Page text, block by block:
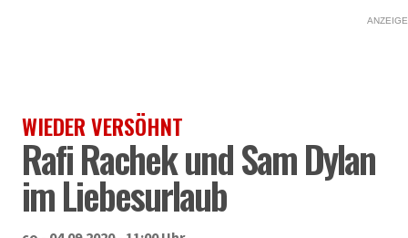
ANZEIGE
WIEDER VERSÖHNT
Rafi Rachek und Sam Dylan
im Liebesurlaub